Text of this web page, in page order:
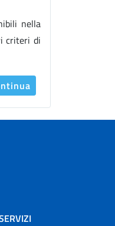
nella
criteri di